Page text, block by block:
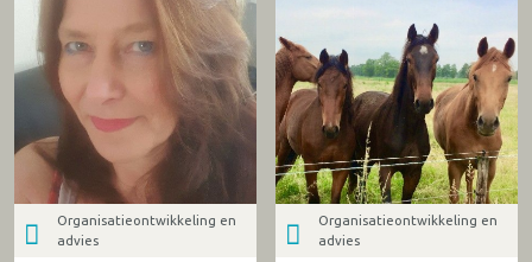
Organisatieontwikkeling en
advies
Organisatieontwikkeling en
advies